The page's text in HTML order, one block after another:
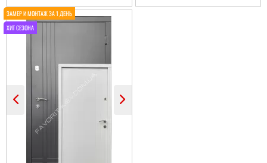
день для мене. Сусіди
всі не проти.
швидко, якісно. Майстри
читати всі відгуки